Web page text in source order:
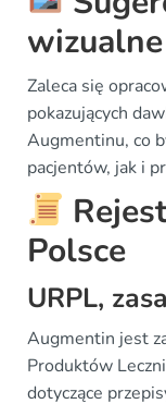
wizualne
Zaleca się
pokazujących
Augmentinu, co
pacjentów, jak i
Polsce
URPL,
Augmentin jest
Produktów
dotyczące